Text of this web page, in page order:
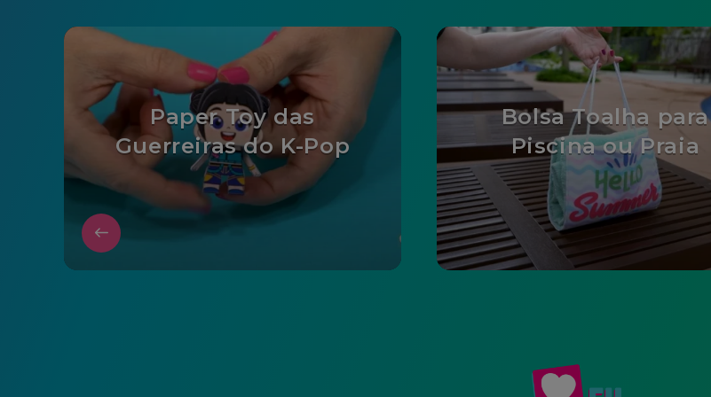
Paper Toy das
Guerreiras do K-Pop
Bolsa Toalha para
Piscina ou Praia